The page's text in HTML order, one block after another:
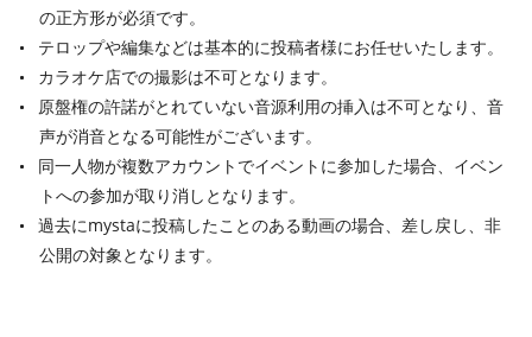
の正方形が必須です。
テロップや編集などは基本的に投稿者様にお任せいたします。
カラオケ店での撮影は不可となります。
原盤権の許諾がとれていない音源利用の挿入は不可となり、音
声が消音となる可能性がございます。
同一人物が複数アカウントでイベントに参加した場合、イベン
トへの参加が取り消しとなります。
過去にmystaに投稿したことのある動画の場合、差し戻し、非
公開の対象となります。